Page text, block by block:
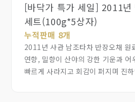
[바닥가 특가 세일] 2011년
세트(100g*5상자)
누적판매 8개
2011년 샤관 남조타차 반장오채 원
연향, 밀향이 산야의 강한 기운과 어
빠르게 사라지고 회감이 퍼지며 진